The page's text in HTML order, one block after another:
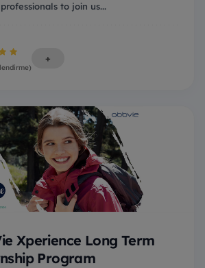
to join us...
+
Xperience Long Term
Program